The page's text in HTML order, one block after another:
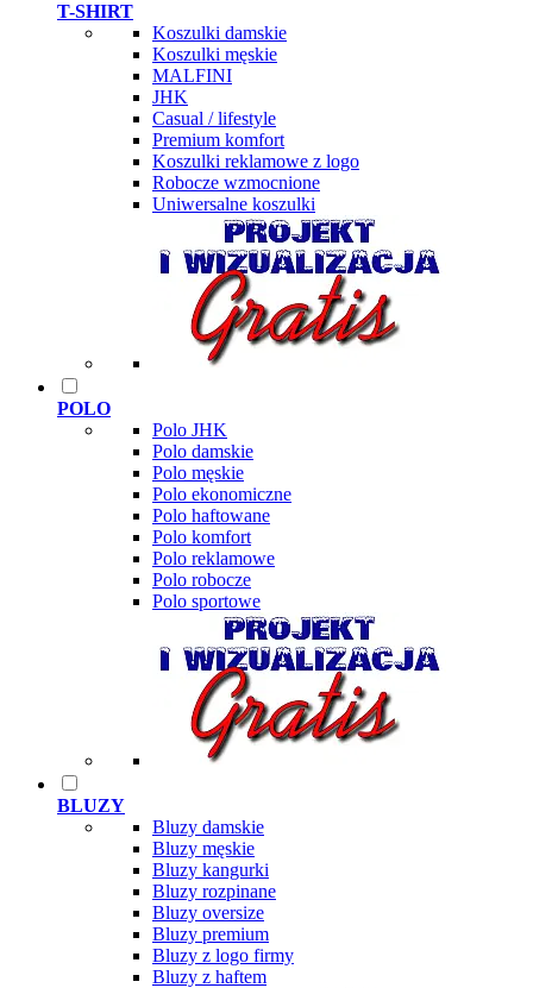
T-SHIRT
Koszulki damskie
Koszulki męskie
MALFINI
JHK
Casual / lifestyle
Premium komfort
Koszulki reklamowe z logo
Robocze wzmocnione
Uniwersalne koszulki
POLO
Polo JHK
Polo damskie
Polo męskie
Polo ekonomiczne
Polo haftowane
Polo komfort
Polo reklamowe
Polo robocze
Polo sportowe
BLUZY
Bluzy damskie
Bluzy męskie
Bluzy kangurki
Bluzy rozpinane
Bluzy oversize
Bluzy premium
Bluzy z logo firmy
Bluzy z haftem